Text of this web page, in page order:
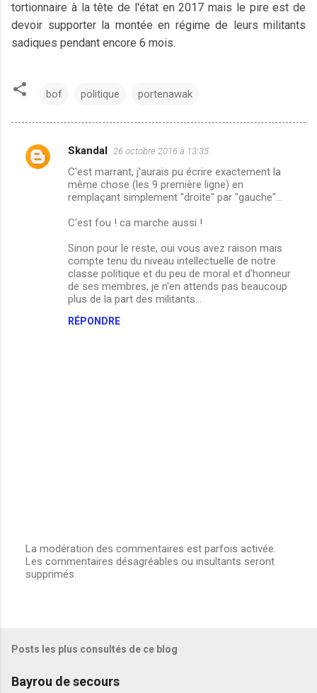
tortionnaire à la tête de l'état en 2017 mais le pire est de
devoir supporter la montée en régime de leurs militants
sadiques pendant encore 6 mois.
bof politique portenawak
C
Skandal 26 octobre 2016 à 13:35
C'est marrant, j'aurais pu écrire exactement la
même chose (les 9 première ligne) en
remplaçant simplement "droite" par "gauche"...
C'est fou ! ca marche aussi !
Sinon pour le reste, oui vous avez raison mais
compte tenu du niveau intellectuelle de notre
classe politique et du peu de moral et d'honneur
de ses membres, je n'en attends pas beaucoup
plus de la part des militants...
RÉPONDRE
E
n
t
e
r
La modération des commentaires est parfois activée.
Les commentaires désagréables ou insultants seront
supprimés.
Posts les plus consultés de ce blog
Bayrou de secours